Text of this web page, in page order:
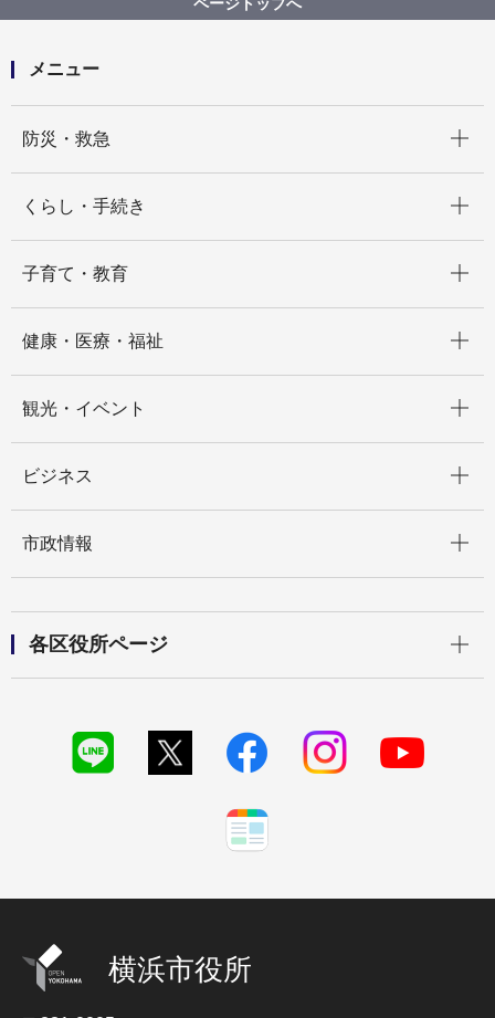
「 すべての児童生徒が安心して学校生活を送るための
メニュー
防災・救急
くらし・手続き
子育て・教育
健康・医療・福祉
観光・イベント
ビジネス
市政情報
各区役所ページ
横浜市役所